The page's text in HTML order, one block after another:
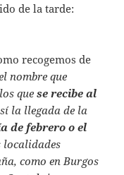
de la tarde:
recogemos de
nombre que
que se recibe al
la llegada de la
de febrero o el
localidades
como en Burgos